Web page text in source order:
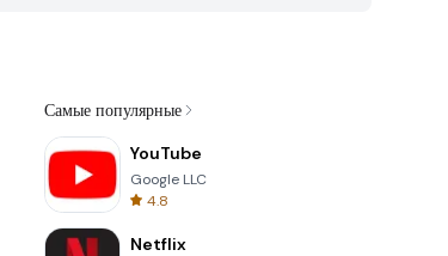
Самые популярные
YouTube
Google LLC
4.8
Netflix